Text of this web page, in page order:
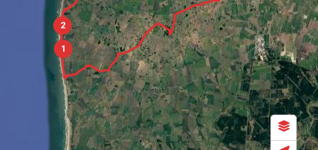
1
2